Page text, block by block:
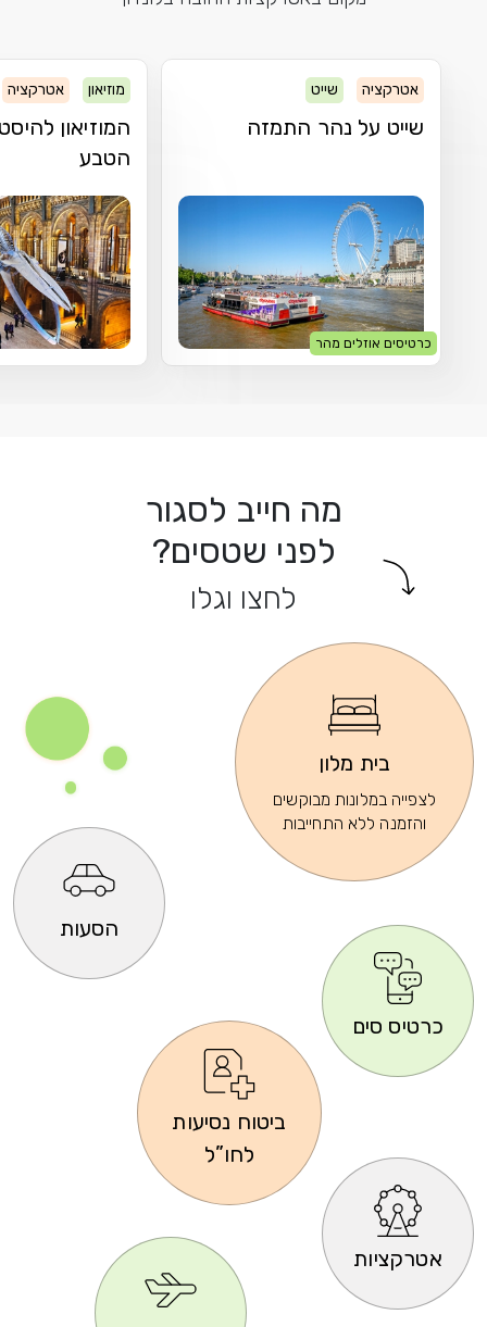
אטרקציה שייט
שייט על נהר התמזה
כרטיסים אוזלים מהר
מוזיאון אטרקציה
המוזיאון
הטבע
מה חייב לסגור
לפני שטסים?
לחצו וגלו
הסעות
בית מלון
לצפייה במלונות מבוקשים
והזמנה ללא התחייבות
כרטיס סים
ביטוח נסיעות
לחו”ל
אטרקציות